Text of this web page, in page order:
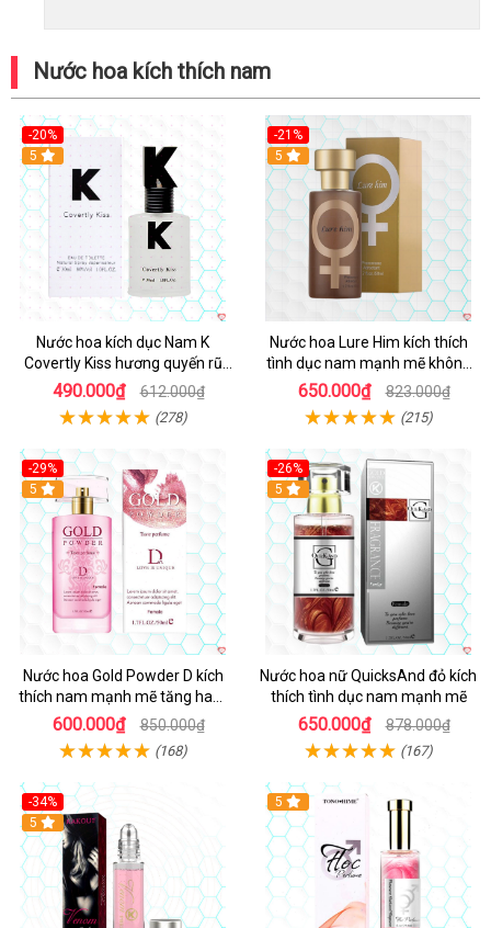
Nước hoa kích thích nam
-20%
5
Nước hoa kích dục Nam K
Covertly Kiss hương quyến rũ
nhập khẩu chính hãng
490.000₫ 612.000₫
(278)
-21%
5
Nước hoa Lure Him kích thích
tình dục nam mạnh mẽ không
mùi cao cấp
650.000₫ 823.000₫
(215)
-29%
5
Nước hoa Gold Powder D kích
thích nam mạnh mẽ tăng ham
muốn tự nhiên
600.000₫ 850.000₫
(168)
-26%
5
Nước hoa nữ QuicksAnd đỏ kích
thích tình dục nam mạnh mẽ
650.000₫ 878.000₫
(167)
-34%
5
5